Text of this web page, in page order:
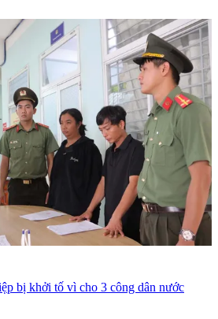
bị khởi tố vì cho 3 công dân nước